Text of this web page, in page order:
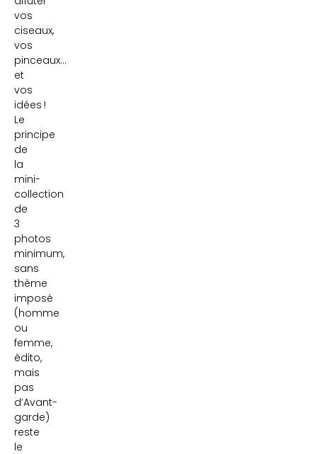
vos
ciseaux,
vos
pinceaux…
et
vos
idées !
Le
principe
de
la
mini-
collection
de
3
photos
minimum,
sans
thème
imposé
(homme
ou
femme,
édito,
mais
pas
d’Avant-
garde)
reste
le